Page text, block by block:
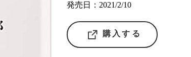
発売日：2021/2/10
購入する